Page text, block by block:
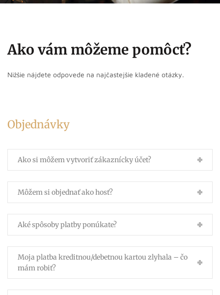
Ako vám môžeme pomôcť?
Nižšie nájdete odpovede na najčastejšie kladené otázky.
Objednávky
Ako si môžem vytvoriť zákaznícky účet?
Môžem si objednať ako hosť?
Aké spôsoby platby ponúkate?
Moja platba kreditnou/debetnou kartou zlyhala – čo
mám robiť?